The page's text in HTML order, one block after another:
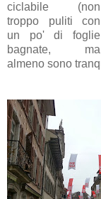
ciclabile (non
troppo puliti con
un po' di foglie
bagnate, ma
almeno sono